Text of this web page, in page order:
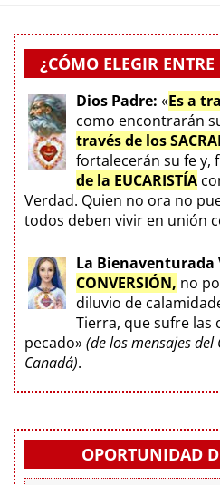
¿CÓMO ELEGIR
Dios Padre: «Es a
como encontrarán
través de los
fortalecerán su fe y,
de la EUCARISTÍA
Verdad. Quien no ora no
todos deben vivir en unión
La Bienaventurada
CONVERSIÓN, no
diluvio de
Tierra, que sufre las
pecado»(de los mensajes del
Canadá).
OPORTUNIDAD